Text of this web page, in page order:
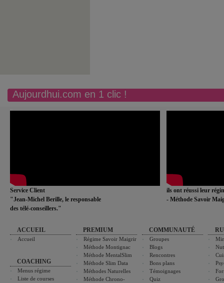
Aujourdhui.com en 1 clic !
Service Client
"Jean-Michel Berille, le responsable
des télé-conseillers."
ils ont réussi leur
- Méthode Savoir
ACCUEIL
Accueil
COACHING
Menus régime
Liste de courses
PREMIUM
Régime Savoir Maigrir
Méthode Montignac
Méthode MentalSlim
Méthode Slim Data
Méthodes Naturelles
Méthode Chrono-
COMMUNAUTÉ
Groupes
Blogs
Rencontres
Bons plans
Témoignages
Quiz